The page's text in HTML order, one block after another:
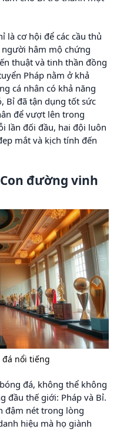
là cơ hội để các cầu thủ
hâm mộ chứng
thuật và tinh thần đồng
Pháp nằm ở khả
cá nhân có khả năng
Bỉ đã tận dụng tốt sức
để vượt lên trong
lần đối đầu, hai đội luôn
mắt và kịch tính đến
đường vinh
nổi tiếng
đá, không thể không
đầu thế giới: Pháp và Bỉ.
đậm nét trong lòng
hiệu mà họ giành